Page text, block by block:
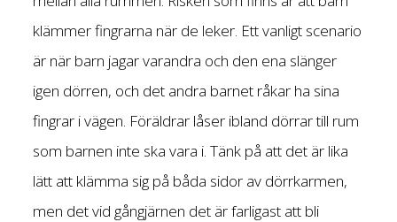
klämmer fingrarna när de leker. Ett vanligt scenario
är när barn jagar varandra och den ena slänger
igen dörren, och det andra barnet råkar ha sina
fingrar i vägen. Föräldrar låser ibland dörrar till rum
som barnen inte ska vara i. Tänk på att det är lika
lätt att klämma sig på båda sidor av dörrkarmen,
men det vid gångjärnen det är farligast att bli